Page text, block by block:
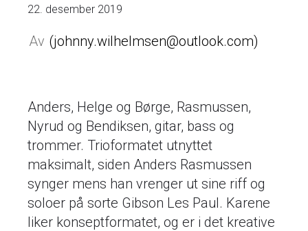
22. desember 2019
johnny.wilhelmsen@outlook.com
Anders, Helge og Børge, Rasmussen,
Nyrud og Bendiksen, gitar, bass og
trommer. Trioformatet utnyttet
maksimalt, siden Anders Rasmussen
synger mens han vrenger ut sine riff og
soloer på sorte Gibson Les Paul. Karene
liker konseptformatet, og er i det kreative